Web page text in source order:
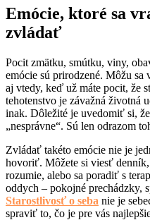
Emócie, ktoré sa
zvládať
Pocit zmätku, smútku, viny,
emócie sú prirodzené. Môžu
aj vtedy, keď už máte pocit, že
tehotenstvo je závažná životná
inak. Dôležité je uvedomiť si,
„nesprávne“. Sú len odrazom
Zvládať takéto emócie nie je
hovoriť. Môžete si viesť
rozumie, alebo sa poradiť s
oddych – pokojné prechádzky,
Starostlivosť o seba nie je
spraviť to, čo je pre vás